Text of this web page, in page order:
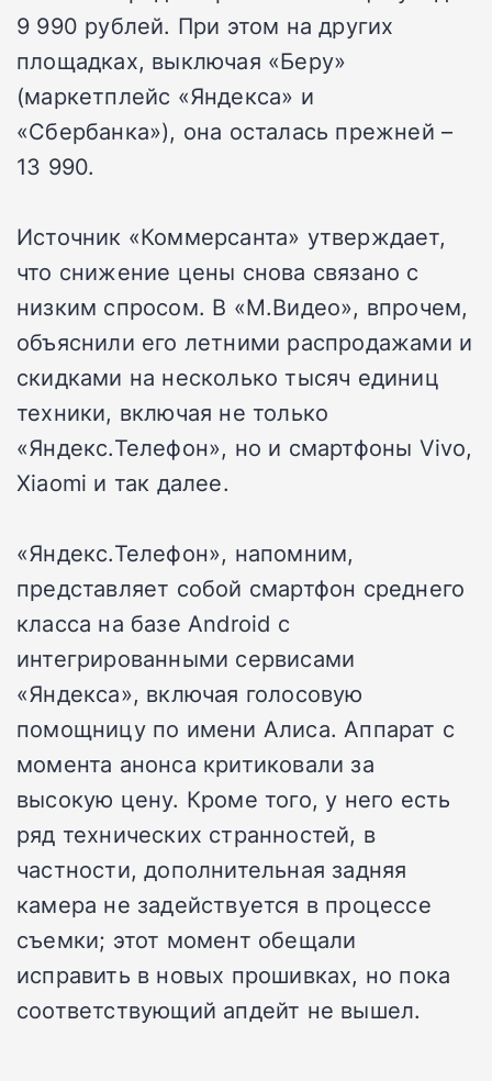
9 990 рублей. При этом на других
площадках, выключая «Беру»
(маркетплейс «Яндекса» и
«Сбербанка»), она осталась прежней –
13 990.
Источник «Коммерсанта» утверждает,
что снижение цены снова связано с
низким спросом. В «М.Видео», впрочем,
объяснили его летними распродажами и
скидками на несколько тысяч единиц
техники, включая не только
«Яндекс.Телефон», но и смартфоны Vivo,
Xiaomi и так далее.
«Яндекс.Телефон», напомним,
представляет собой смартфон среднего
класса на базе Android с
интегрированными сервисами
«Яндекса», включая голосовую
помощницу по имени Алиса. Аппарат с
момента анонса критиковали за
высокую цену. Кроме того, у него есть
ряд технических странностей, в
частности, дополнительная задняя
камера не задействуется в процессе
съемки; этот момент обещали
исправить в новых прошивках, но пока
соответствующий апдейт не вышел.